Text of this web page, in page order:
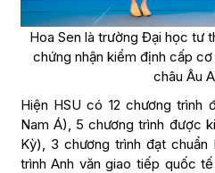
Hoa Sen là trường Đại học tư
chứng nhận kiểm định cấp
châu Âu
Hiện HSU có 12 chương trình
Nam Á), 5 chương trình được
Kỳ), 3 chương trình đạt chuẩn
trình Anh văn giao tiếp quốc